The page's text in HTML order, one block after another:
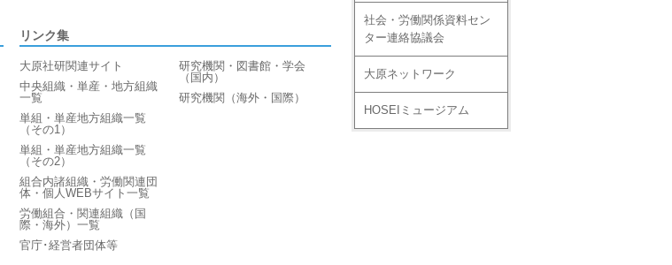
リンク集
大原社研関連サイト
中央組織・単産・地方組織
一覧
単組・単産地方組織一覧
（その1）
単組・単産地方組織一覧
（その2）
組合内諸組織・労働関連団
体・個人WEBサイト一覧
労働組合・関連組織（国
際・海外）一覧
官庁･経営者団体等
研究機関・図書館・学会
（国内）
研究機関（海外・国際）
社会・労働関係資料セン
ター連絡協議会
大原ネットワーク
HOSEIミュージアム